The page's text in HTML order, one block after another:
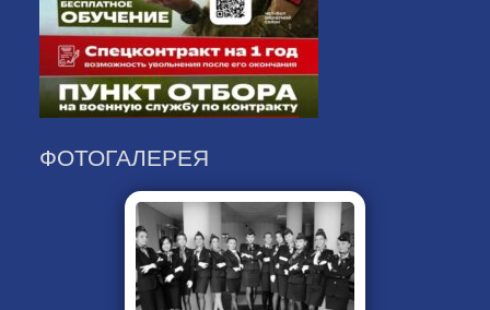
ФОТОГАЛЕРЕЯ